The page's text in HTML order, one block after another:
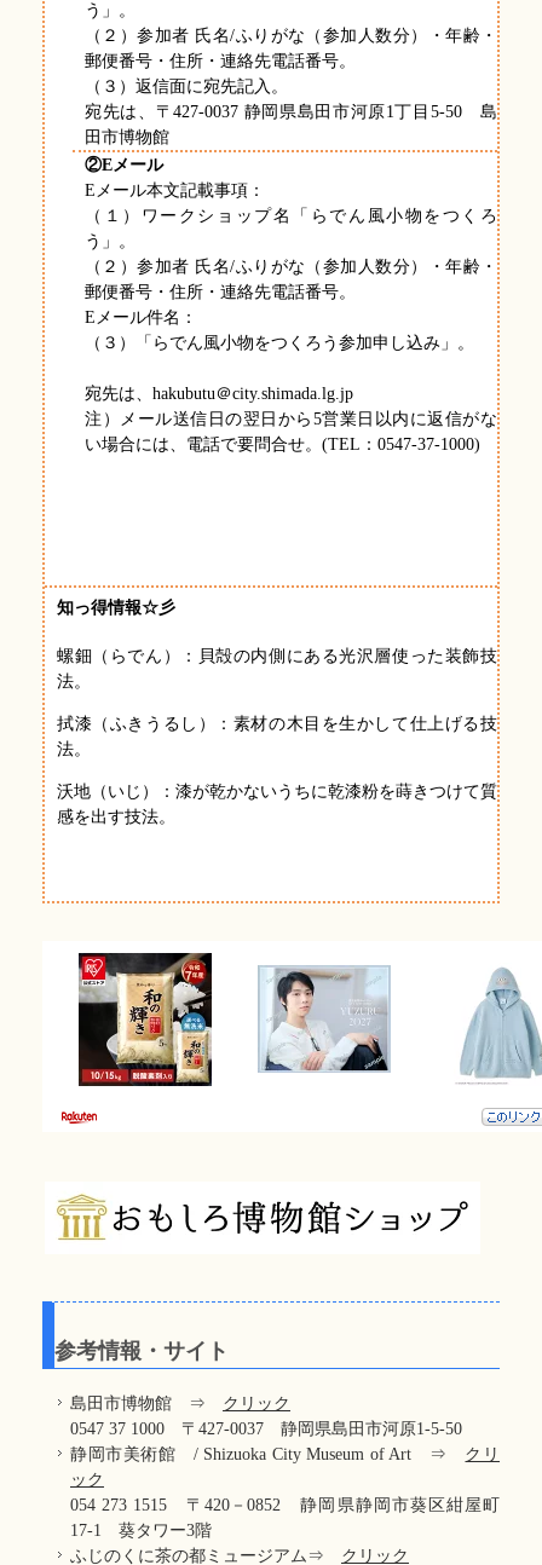
う」。
（２）参加者 氏名/ふりがな（参加人数分）・年齢・
郵便番号・住所・連絡先電話番号。
（３）返信面に宛先記入。
宛先は、〒427-0037 静岡県島田市河原1丁目5-50 島
田市博物館
②Eメール
Eメール本文記載事項：
（１）ワークショップ名「らでん風小物をつくろ
う」。
（２）参加者 氏名/ふりがな（参加人数分）・年齢・
郵便番号・住所・連絡先電話番号。
Eメール件名：
（３）「らでん風小物をつくろう参加申し込み」。
宛先は、hakubutu＠city.shimada.lg.jp
注）メール送信日の翌日から5営業日以内に返信がな
い場合には、電話で要問合せ。(TEL：0547-37-1000)
知っ得情報☆彡
螺鈿（らでん）：貝殻の内側にある光沢層使った装飾技
法。
拭漆（ふきうるし）：素材の木目を生かして仕上げる技
法。
沃地（いじ）：漆が乾かないうちに乾漆粉を蒔きつけて質
感を出す技法。
参考情報・サイト
島田市博物館 ⇒ クリック
0547 37 1000 〒427-0037 静岡県島田市河原1-5-50
静岡市美術館 / Shizuoka City Museum of Art ⇒ クリ
ック
054 273 1515 〒420－0852 静岡県静岡市葵区紺屋町
17-1 葵タワー3階
ふじのくに茶の都ミュージアム⇒ クリック